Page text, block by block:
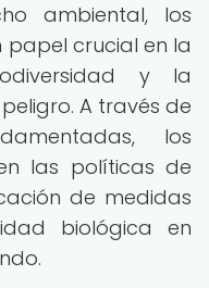
ambiental, los
papel crucial en la
y la
A través de
los
las políticas de
de medidas
biológica en